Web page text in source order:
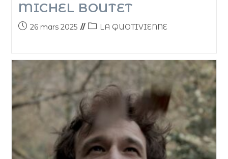
MICHEL BOUTET
26 mars 2025 LA QUOTIVIENNE